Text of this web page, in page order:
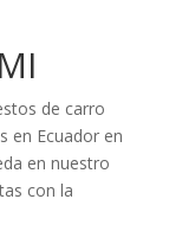
de carro
en Ecuador en
en nuestro
con la